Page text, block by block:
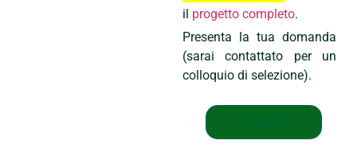
il progetto completo.
Presenta la tua domanda
(sarai contattato per un
colloquio di selezione).